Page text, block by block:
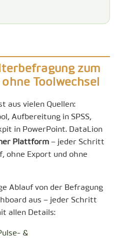
zum
Toolwechsel
aus vielen Quellen:
Aufbereitung in SPSS,
in PowerPoint. DataLion
Plattform – jeder Schritt
ohne Export und ohne
Ablauf von der Befragung
aus – jeder Schritt
allen Details:
&